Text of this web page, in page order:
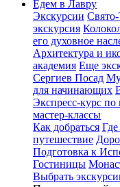
Едем в Лавру
Экскурсии
экскурсия
его духовное
Архитектура и
академия Еще
Сергиев Посад
для начинающих
Экспресс-курс
мастер-классы
Как добраться Где
путешествие
Подготовка к
Гостиницы
Выбрать